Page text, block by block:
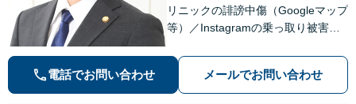
リニックの誹謗中傷（Googleマップ
等）／Instagramの乗っ取り被害回
どの事故対応から法改正・入居者対
応まで適切に対応【WEB面談対応】
【休日・夜間相談可】
電話でお問い合わせ メールでお問い合わせ